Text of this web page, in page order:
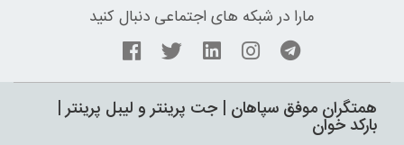
مارا در شبکه های اجتماعی دنبال کنید
همتگران موفق سپاهان | جت پرينتر و ليبل پرينتر |
بارکد خوان